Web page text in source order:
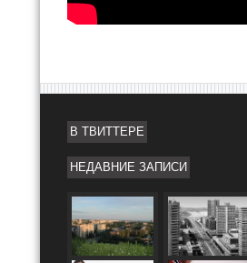
В ТВИТТЕРЕ
НЕДАВНИЕ ЗАПИСИ